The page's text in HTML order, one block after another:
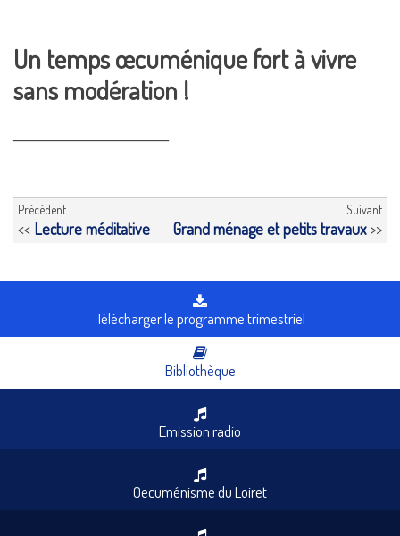
Un temps œcuménique fort à vivre
sans modération !
Précédent
<< Lecture méditative
Suivant
Grand ménage et petits travaux>>
Télécharger le programme trimestriel
Bibliothèque
Emission radio
Oecuménisme du Loiret